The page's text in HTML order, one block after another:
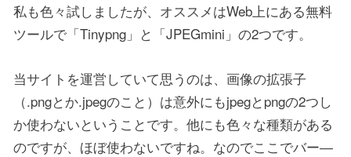
私も色々試しましたが、オススメはWeb上にある無料
ツールで「Tinypng」と「JPEGmini」の2つです。
当サイトを運営していて思うのは、画像の拡張子
（.pngとか.jpegのこと）は意外にもjpegとpngの2つし
か使わないということです。他にも色々な種類がある
のですが、ほぼ使わないですね。なのでここでバー―